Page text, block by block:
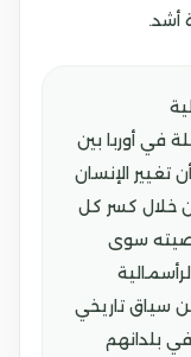
أشد.
في أوربا بين
تغيير الإنسان
خلال كسر كل
سوى
سياق تاريخي
بلدانهم